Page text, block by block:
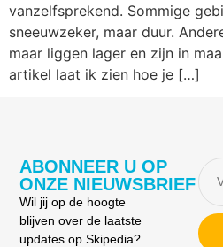
vanzelfsprekend. Sommige
sneeuwzeker, maar duur.
maar liggen lager en zijn in
artikel laat ik zien hoe je […]
ABONNEER U OP
ONZE NIEUWSBRIEF
Wil jij op de hoogte
blijven over de laatste
updates op Skipedia?